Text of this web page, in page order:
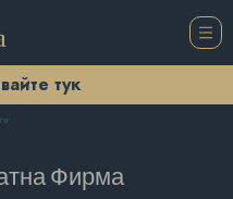
тук
Фирма